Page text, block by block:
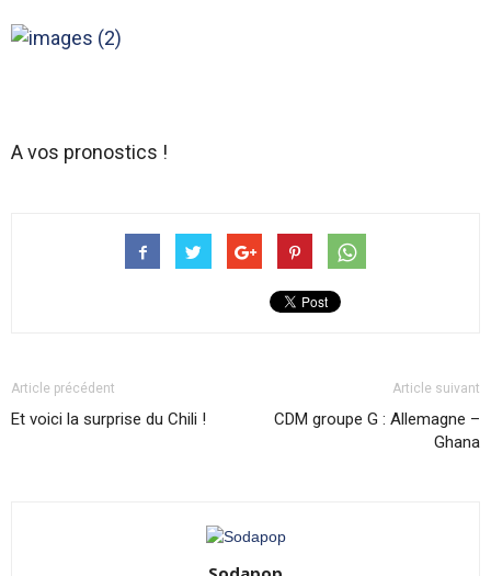
A vos pronostics !
Article précédent
Et voici la surprise du Chili !
Article suivant
CDM groupe G : Allemagne –
Ghana